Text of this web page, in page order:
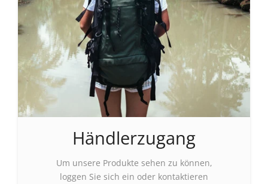
Händlerzugang
Um unsere Produkte sehen zu können,
loggen Sie sich ein oder kontaktieren